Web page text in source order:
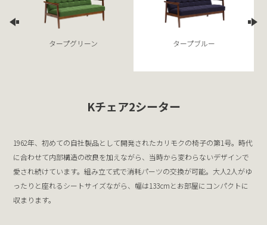
タープグリーン タープブルー
Kチェア2シーター
1962年、初めての自社製品として開発されたカリモクの椅子の第1号。時代
に合わせて内部構造の改良を加えながら、当時から変わらないデザインで
愛され続けています。組み立て式で消耗パーツの交換が可能。大人2人がゆ
ったりと座れるシートサイズながら、幅は133cmとお部屋にコンパクトに
収まります。